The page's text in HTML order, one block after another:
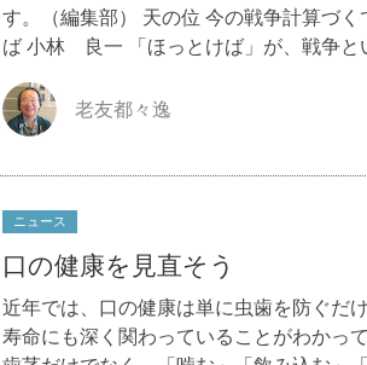
す。（編集部） 天の位 今の戦争計算づ
ば 小林 良一 「ほっとけば」が、戦争と
老友都々逸
ニュース
口の健康を見直そう
近年では、口の健康は単に虫歯を防ぐだ
寿命にも深く関わっていることがわかっ